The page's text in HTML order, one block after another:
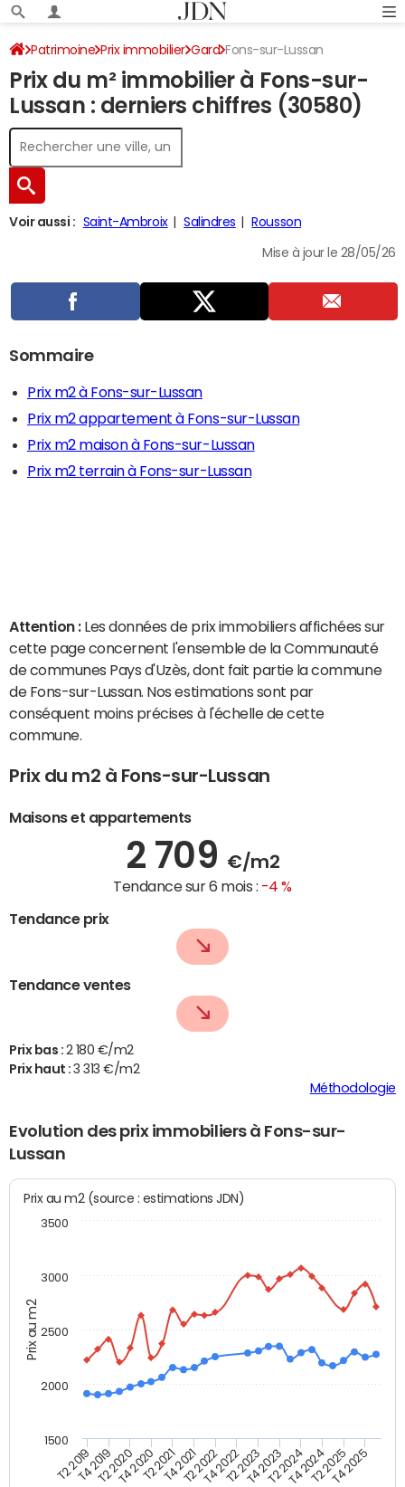
Patrimoine Prix immobilier Gard Fons-sur-Lussan
Prix du m² immobilier à Fons-sur-
Lussan : derniers chiffres (30580)
Voir aussi : Saint-Ambroix Salindres Rousson
Mise à jour le 28/05/26
Sommaire
Prix m2 à Fons-sur-Lussan
Prix m2 appartement à Fons-sur-Lussan
Prix m2 maison à Fons-sur-Lussan
Prix m2 terrain à Fons-sur-Lussan
Attention : Les données de prix immobiliers affichées sur
cette page concernent l'ensemble de la Communauté
de communes Pays d'Uzès, dont fait partie la commune
de Fons-sur-Lussan. Nos estimations sont par
conséquent moins précises à l'échelle de cette
commune.
Prix du m2 à Fons-sur-Lussan
Maisons et appartements
2 709 €/m2
Tendance sur 6 mois : -4 %
Tendance prix
Tendance ventes
Prix bas : 2 180 €/m2
Prix haut :3 313 €/m2
Méthodologie
Evolution des prix immobiliers à Fons-sur-
Lussan
Prix au m2
Prix au m2 (source : estimations JDN)
T2 2019T4 2019T2 2020T4 2020T2 2021T4 2021T2 2022T4 2022T2 2023T4 2023T2 2024T4 2024T2 2025T4 2025
2000
2500
3000
1500
3500